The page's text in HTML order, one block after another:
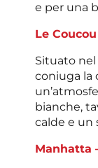
e per una
Le
Situato nel
coniuga la
bianche,
calde e un
Manhatta